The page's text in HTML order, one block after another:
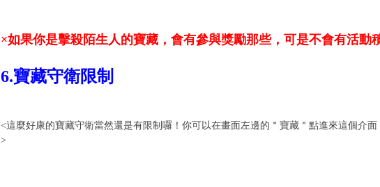
×如果你是擊殺陌生人的寶藏，會有參與獎勵那些，可是不會有活動
6.寶藏守衛限制
<這麼好康的寶藏守衛當然還是有限制囉！你可以在畫面左邊的＂寶藏＂點進來這個介
>